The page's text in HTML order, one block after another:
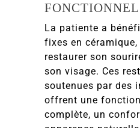
FONCTIONNEL
La patiente a
fixes en
restaurer son
son visage. Ces
soutenues par des
offrent une
complète, un